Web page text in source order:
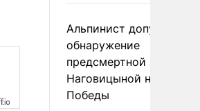
Альпинист допустил
обнаружение
предсмертной записки
Наговицыной на пике
Победы